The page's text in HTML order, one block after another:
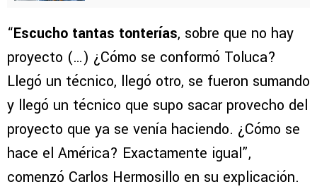
“Escucho tantas tonterías, sobre que no hay
proyecto (…) ¿Cómo se conformó Toluca?
Llegó un técnico, llegó otro, se fueron sumando
y llegó un técnico que supo sacar provecho del
proyecto que ya se venía haciendo. ¿Cómo se
hace el América? Exactamente igual”,
comenzó Carlos Hermosillo en su explicación.